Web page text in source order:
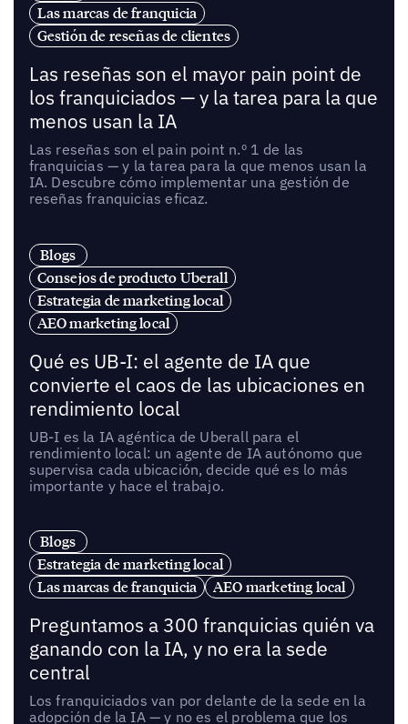
Las marcas de franquicia
Gestión de reseñas de clientes
Las reseñas son el mayor pain point de
los franquiciados — y la tarea para la que
menos usan la IA
Las reseñas son el pain point n.º 1 de las
franquicias — y la tarea para la que menos usan la
IA. Descubre cómo implementar una gestión de
reseñas franquicias eficaz.
Blogs
Consejos de producto Uberall
Estrategia de marketing local
AEO marketing local
Qué es UB-I: el agente de IA que
convierte el caos de las ubicaciones en
rendimiento local
UB-I es la IA agéntica de Uberall para el
rendimiento local: un agente de IA autónomo que
supervisa cada ubicación, decide qué es lo más
importante y hace el trabajo.
Blogs
Estrategia de marketing local
Las marcas de franquicia
AEO marketing local
Preguntamos a 300 franquicias quién va
ganando con la IA, y no era la sede
central
Los franquiciados van por delante de la sede en la
adopción de la IA — y no es el problema que los